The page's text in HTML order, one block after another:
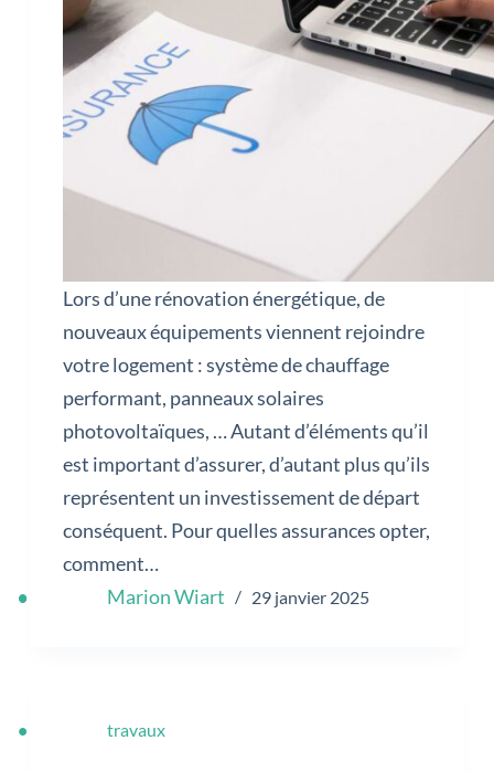
Lors d’une rénovation énergétique, de
nouveaux équipements viennent rejoindre
votre logement : système de chauffage
performant, panneaux solaires
photovoltaïques, … Autant d’éléments qu’il
est important d’assurer, d’autant plus qu’ils
représentent un investissement de départ
conséquent. Pour quelles assurances opter,
comment…
Marion Wiart
29 janvier 2025
travaux